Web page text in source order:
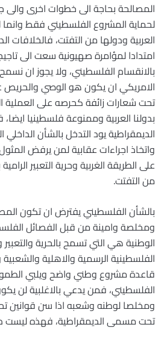
المصالحة بحاجة الى خطوات اخرى
لحماية المشروع الفلسطيني فقط وانما
العربية ودولها من التفتت، فالخلافات
امتدادا لمؤامرة صهيونية سعت الى
بالانقسام الفلسطيني، ولا يجوز ان
الامريكي ان يكون هو الوصي والحريص
تحت شعارات زائفة كحرصه على العملية
بدولنا العربية وممنوعة فلسطينيا
الديمقراطية يود التدخل بالشأن
واتخاذ اجراءات عقابية لمن يرفض
على الطريقة الغربية وحرية التعبير
من التفتت.
بالشأن الفلسطيني يفترض ان تكون
ومخلصة وامينة من قبل الفصائل
الوطنية هي التي تسمح بالحرية
الفلسطينية الرسمية والاهلية
قاعدة مشروع وطني واضح ويلبي
الفلسطيني، فمن يدعي بالاغلبية لن
ومخلصا لوطنه وشعبه اذا سن قوانين
تحت مسمى الديمقراطية، فهذه ليست